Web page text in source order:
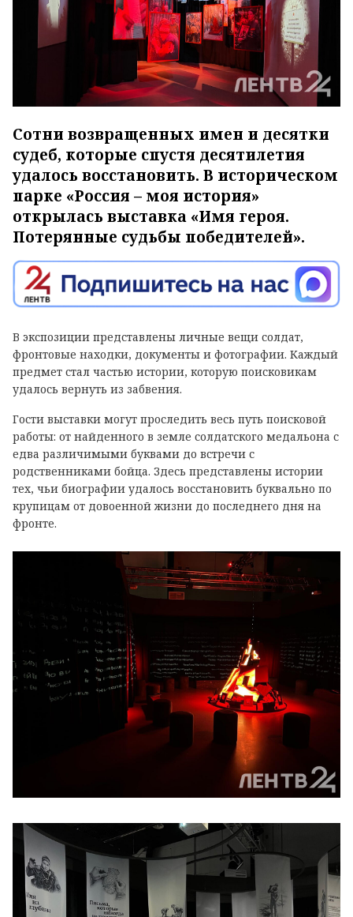
Сотни возвращенных имен и десятки
судеб, которые спустя десятилетия
удалось восстановить. В историческом
парке «Россия – моя история»
открылась выставка «Имя героя.
Потерянные судьбы победителей».
В экспозиции представлены личные вещи солдат,
фронтовые находки, документы и фотографии. Каждый
предмет стал частью истории, которую поисковикам
удалось вернуть из забвения.
Гости выставки могут проследить весь путь поисковой
работы: от найденного в земле солдатского медальона с
едва различимыми буквами до встречи с
родственниками бойца. Здесь представлены истории
тех, чьи биографии удалось восстановить буквально по
крупицам от довоенной жизни до последнего дня на
фронте.